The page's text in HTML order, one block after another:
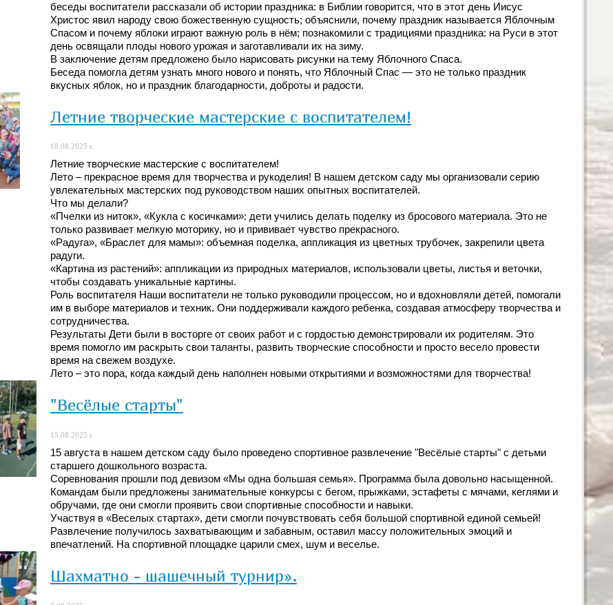
беседы воспитатели рассказали об истории праздника: в Библии говорится, что в этот день Иисус
Христос явил народу свою божественную сущность; объяснили, почему праздник называется Яблочным
Спасом и почему яблоки играют важную роль в нём; познакомили с традициями праздника: на Руси в этот
день освящали плоды нового урожая и заготавливали их на зиму.
В заключение детям предложено было нарисовать рисунки на тему Яблочного Спаса.
Беседа помогла детям узнать много нового и понять, что Яблочный Спас — это не только праздник
вкусных яблок, но и праздник благодарности, доброты и радости.
Летние творческие мастерские с воспитателем!
18.08.2025 г.
Летние творческие мастерские с воспитателем!
Лето – прекрасное время для творчества и рукоделия! В нашем детском саду мы организовали серию
увлекательных мастерских под руководством наших опытных воспитателей.
Что мы делали?
«Пчелки из ниток», «Кукла с косичками»: дети учились делать поделку из бросового материала. Это не
только развивает мелкую моторику, но и прививает чувство прекрасного.
«Радуга», «Браслет для мамы»: объемная поделка, аппликация из цветных трубочек, закрепили цвета
радуги.
«Картина из растений»: аппликации из природных материалов, использовали цветы, листья и веточки,
чтобы создавать уникальные картины.
Роль воспитателя Наши воспитатели не только руководили процессом, но и вдохновляли детей, помогали
им в выборе материалов и техник. Они поддерживали каждого ребенка, создавая атмосферу творчества и
сотрудничества.
Результаты Дети были в восторге от своих работ и с гордостью демонстрировали их родителям. Это
время помогло им раскрыть свои таланты, развить творческие способности и просто весело провести
время на свежем воздухе.
Лето – это пора, когда каждый день наполнен новыми открытиями и возможностями для творчества!
"Весёлые старты"
15.08.2025 г.
15 августа в нашем детском саду было проведено спортивное развлечение "Весёлые старты" с детьми
старшего дошкольного возраста.
Соревнования прошли под девизом «Мы одна большая семья». Программа была довольно насыщенной.
Командам были предложены занимательные конкурсы с бегом, прыжками, эстафеты с мячами, кеглями и
обручами, где они смогли проявить свои спортивные способности и навыки.
Участвуя в «Веселых стартах», дети смогли почувствовать себя большой спортивной единой семьей!
Развлечение получилось захватывающим и забавным, оставил массу положительных эмоций и
впечатлений. На спортивной площадке царили смех, шум и веселье.
Шахматно - шашечный турнир».